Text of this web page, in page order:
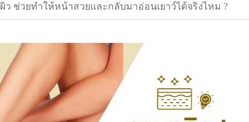
ผิว ช่วยทำให้หน้าสวยและกลับมาอ่อนเยาว์ได้จริงไหม ?